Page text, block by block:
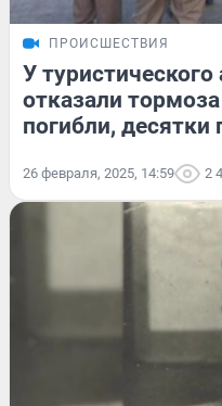
ПРОИСШЕСТВИЯ
У
отказали
погибли,
26 февраля, 2025, 14:59 2